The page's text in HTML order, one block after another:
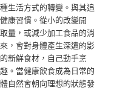
生活方式的轉變。與其追
康習慣。從小的改變開
量，或減少加工食品的消
，會對身體產生深遠的影
新鮮食材，自己動手烹
。當健康飲食成為日常的
自然會朝向理想的狀態發